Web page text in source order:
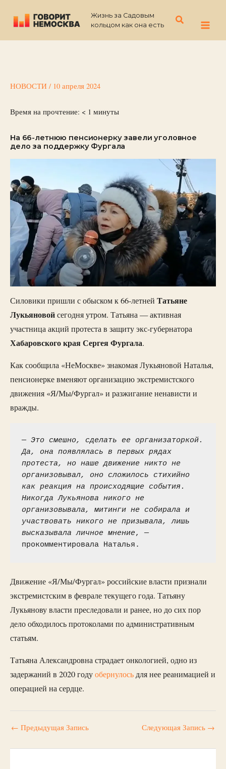
содержимому
Жизнь за Садовым
кольцом как она есть
Поиск
НОВОСТИ / 10 апреля 2024
Время на прочтение: < 1 минуты
На 66-летнюю пенсионерку завели уголовное
дело за поддержку Фургала
Силовики пришли с обыском к 66-летней Татьяне
Лукьяновойсегодня утром. Татьяна — активная
участница акций протеста в защиту экс-губернатора
Хабаровского края Сергея Фургала.
Как сообщила «НеМоскве» знакомая Лукьяновой Наталья,
пенсионерке вменяют организацию экстремистского
движения «Я/Мы/Фургал» и разжигание ненависти и
вражды.
— Это смешно, сделать ее организаторкой.
Да, она появлялась в первых рядах
протеста, но наше движение никто не
организовывал, оно сложилось стихийно
как реакция на происходящие события.
Никогда Лукьянова никого не
организовывала, митинги не собирала и
участвовать никого не призывала, лишь
высказывала личное мнение, —
прокомментировала Наталья.
Движение «Я/Мы/Фургал» российские власти признали
экстремистским в феврале текущего года. Татьяну
Лукьянову власти преследовали и ранее, но до сих пор
дело обходилось протоколами по административным
статьям.
Татьяна Александровна страдает онкологией, одно из
задержаний в 2020 годуобернулосьдля нее реанимацией и
операцией на сердце.
← Предыдущая Запись Следующая Запись →